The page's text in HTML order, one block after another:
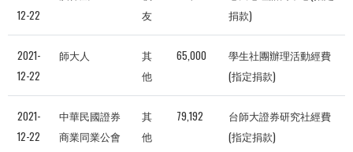
12-22
友
捐款)
2021-
12-22
師大人
其
他
65,000
學生社團辦理活動經費
(指定捐款)
2021-
12-22
中華民國證券
商業同業公會
其
他
79,192
台師大證券研究社經費
(指定捐款)